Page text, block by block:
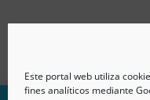
Este portal web utiliza
fines analíticos mediante